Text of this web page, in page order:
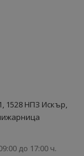
1528 НПЗ Искър,
до 17:00 ч.